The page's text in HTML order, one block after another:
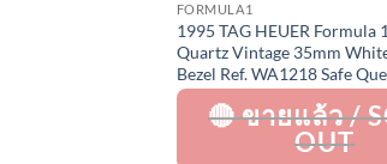
FORMULA1
1995 TAG HEUER Formula
Quartz Vintage 35mm
Bezel Ref. WA1218 Safe